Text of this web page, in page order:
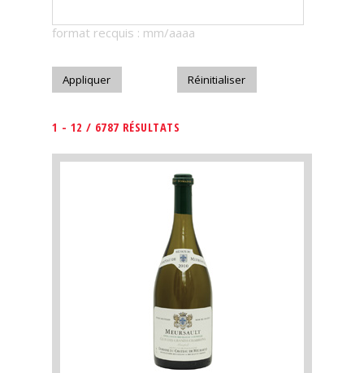
Télécharger
format recquis : mm/aaaa
1 - 12 / 6787 RÉSULTATS